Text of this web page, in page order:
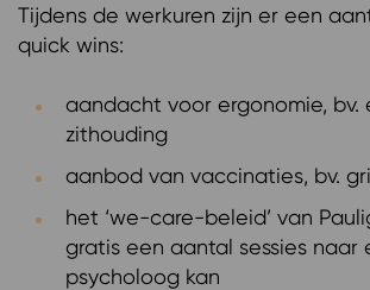
Tijdens de werkuren zijn er een
quick wins:
aandacht voor ergonomie, bv.
zithouding
aanbod van vaccinaties, bv.
het ‘we-care-beleid’ van
gratis een aantal sessies naar
psycholoog kan